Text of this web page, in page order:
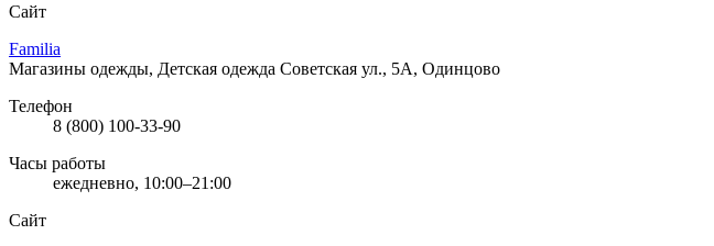
Сайт
Familia
Магазины одежды, Детская одежда Советская ул., 5А, Одинцово
Телефон
8 (800) 100-33-90
Часы работы
ежедневно, 10:00–21:00
Сайт